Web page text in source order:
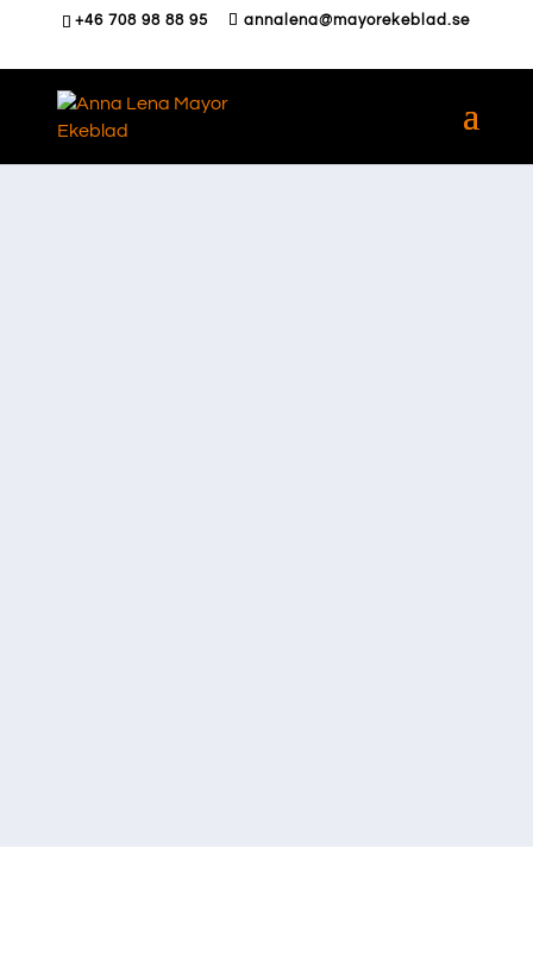
+46 708 98 88 95 annalena@mayorekeblad.se